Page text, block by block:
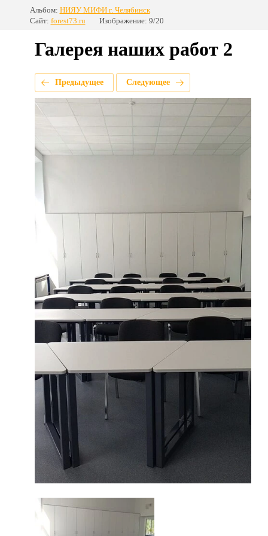
Альбом: НИЯУ МИФИ г. Челябинск
Сайт: forest73.ru Изображение: 9/20
Галерея наших работ 2
Предыдущее Следующее